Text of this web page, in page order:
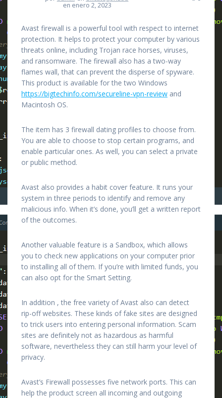
en enero 2, 2023
Avast firewall is a powerful tool with respect to internet
protection. It helps to protect your computer by various
threats online, including Trojan race horses, viruses,
and ransomware. The firewall also has a two-way
flames wall, that can prevent the disperse of spyware.
This product is available for the two Windows
https://bigtechinfo.com/secureline-vpn-review and
Macintosh OS.
The item has 3 firewall dating profiles to choose from.
You are able to choose to stop certain programs, and
enable particular ones. As well, you can select a private
or public method.
Avast also provides a habit cover feature. It runs your
system in three periods to identify and remove any
malicious info. When it’s done, you’ll get a written report
of the outcomes.
Another valuable feature is a Sandbox, which allows
you to check new applications on your computer prior
to installing all of them. If you’re with limited funds, you
can also opt for the Smart Setting.
In addition , the free variety of Avast also can detect
rip-off websites. These kinds of fake sites are designed
to trick users into entering personal information. Scam
sites are definitely not as hazardous as harmful
software, nevertheless they can still harm your level of
privacy.
Avast’s Firewall possesses five network ports. This can
help the product screen all incoming and outgoing